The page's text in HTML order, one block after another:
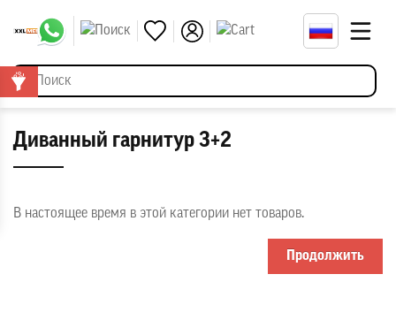
Диванный гарнитур 3+2
В настоящее время в этой категории нет товаров.
Продолжить